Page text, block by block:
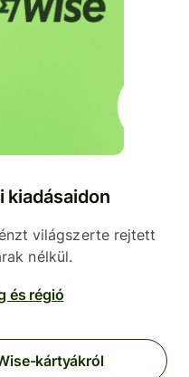
kiadásaidon
világszerte rejtett
nélkül.
és régió
kártyákról